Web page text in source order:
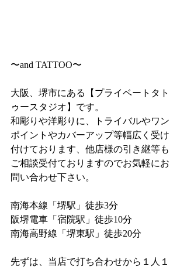
〜and TATTOO〜
大阪、堺市にある【プライベートタト
ゥースタジオ】です。
和彫りや洋彫りに、トライバルやワン
ポイントやカバーアップ等幅広く受け
付けております、他店様の引き継等も
ご相談受付ておりますのでお気軽にお
問い合わせ下さい。
南海本線「堺駅」徒歩3分
阪堺電車「宿院駅」徒歩10分
南海高野線「堺東駅」徒歩20分
先ずは、当店で打ち合わせから１人１